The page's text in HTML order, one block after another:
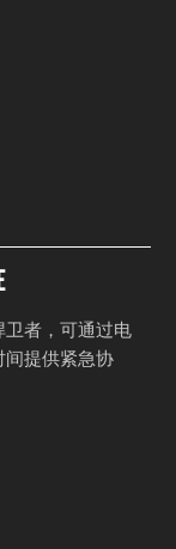
者，可通过电
间提供紧急协